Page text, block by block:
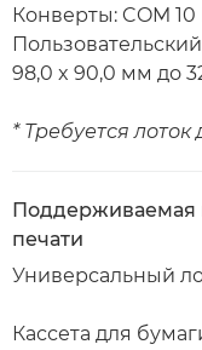
Конверты: COM
98,0 x 90,0 мм до
* Требуется
Поддерживаемая
печати
Универсальный
Кассета для